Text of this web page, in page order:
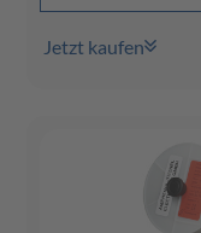
Jetzt kaufen